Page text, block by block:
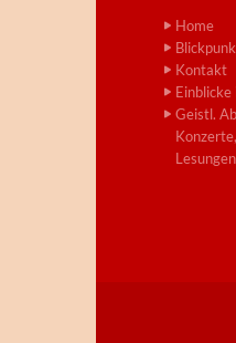
Home
Kontakt
Einblicke
Geistl.
Lesungen